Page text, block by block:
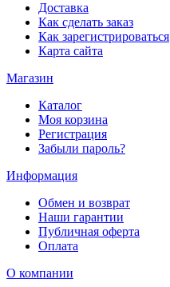
Доставка
Как сделать заказ
Как зарегистрироваться
Карта сайта
Магазин
Каталог
Моя корзина
Регистрация
Забыли пароль?
Информация
Обмен и возврат
Наши гарантии
Публичная оферта
Оплата
О компании